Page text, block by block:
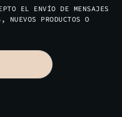
EL ENVÍO DE MENSAJES
NUEVOS PRODUCTOS O